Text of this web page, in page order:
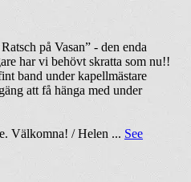
på Vasan” - den enda
har vi behövt skratta som nu!!
band under kapellmästare
att få hänga med under
Välkomna! / Helen ... See